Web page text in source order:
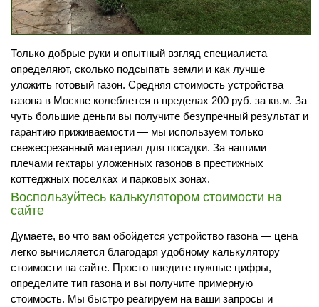
Только добрые руки и опытный взгляд специалиста
определяют, сколько подсыпать земли и как лучше
уложить готовый газон. Средняя стоимость устройства
газона в Москве колеблется в пределах 200 руб. за кв.м. За
чуть большие деньги вы получите безупречный результат и
гарантию приживаемости — мы используем только
свежесрезанный материал для посадки. За нашими
плечами гектары уложенных газонов в престижных
коттеджных поселках и парковых зонах.
Воспользуйтесь калькулятором стоимости на
сайте
Думаете, во что вам обойдется устройство газона — цена
легко вычисляется благодаря удобному калькулятору
стоимости на сайте. Просто введите нужные цифры,
определите тип газона и вы получите примерную
стоимость. Мы быстро реагируем на ваши запросы и